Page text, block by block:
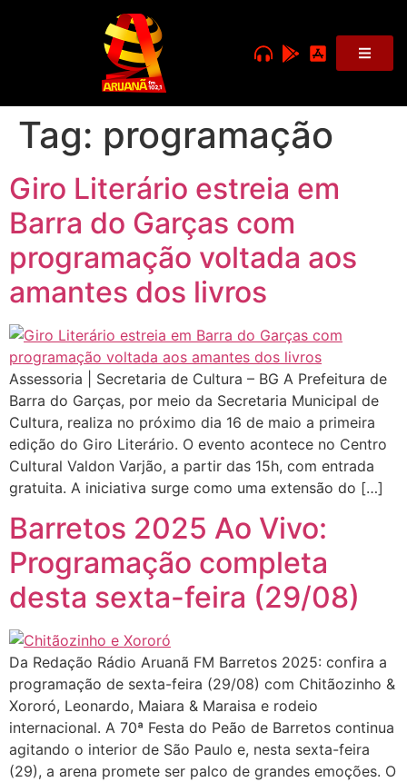
Tag: programação
Giro Literário estreia em
Barra do Garças com
programação voltada aos
amantes dos livros
Assessoria | Secretaria de Cultura – BG A Prefeitura de
Barra do Garças, por meio da Secretaria Municipal de
Cultura, realiza no próximo dia 16 de maio a primeira
edição do Giro Literário. O evento acontece no Centro
Cultural Valdon Varjão, a partir das 15h, com entrada
gratuita. A iniciativa surge como uma extensão do […]
Barretos 2025 Ao Vivo:
Programação completa
desta sexta-feira (29/08)
Da Redação Rádio Aruanã FM Barretos 2025: confira a
programação de sexta-feira (29/08) com Chitãozinho &
Xororó, Leonardo, Maiara & Maraisa e rodeio
internacional. A 70ª Festa do Peão de Barretos continua
agitando o interior de São Paulo e, nesta sexta-feira
(29), a arena promete ser palco de grandes emoções. O